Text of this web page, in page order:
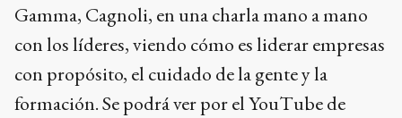
Gamma, Cagnoli, en una charla mano a mano
con los líderes, viendo cómo es liderar empresas
con propósito, el cuidado de la gente y la
formación. Se podrá ver por el YouTube de